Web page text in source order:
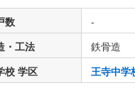
数
-
・工法
鉄骨造
校 学区 王寺中学